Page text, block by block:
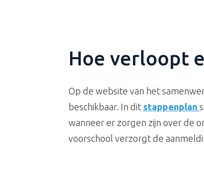
Hoe verloopt
Op de website van het
beschikbaar. In dit stappenplan
wanneer er zorgen zijn over de
voorschool verzorgt de